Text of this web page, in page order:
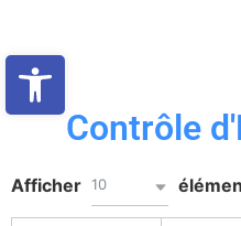
Ouvrir la barre d’outils
Contrôle
Afficher 10